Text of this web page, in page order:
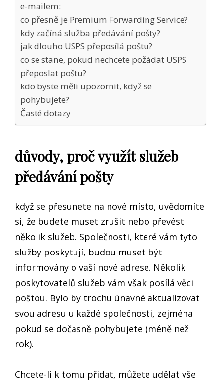
e-mailem:
co přesně je Premium Forwarding Service?
kdy začíná služba předávání pošty?
jak dlouho USPS přeposílá poštu?
co se stane, pokud nechcete požádat USPS
přeposlat poštu?
kdo byste měli upozornit, když se
pohybujete?
Časté dotazy
důvody, proč využít služeb
předávání pošty
když se přesunete na nové místo, uvědomíte
si, že budete muset zrušit nebo převést
několik služeb. Společnosti, které vám tyto
služby poskytují, budou muset být
informovány o vaší nové adrese. Několik
poskytovatelů služeb vám však posílá věci
poštou. Bylo by trochu únavné aktualizovat
svou adresu u každé společnosti, zejména
pokud se dočasně pohybujete (méně než
rok).
Chcete-li k tomu přidat, můžete udělat vše